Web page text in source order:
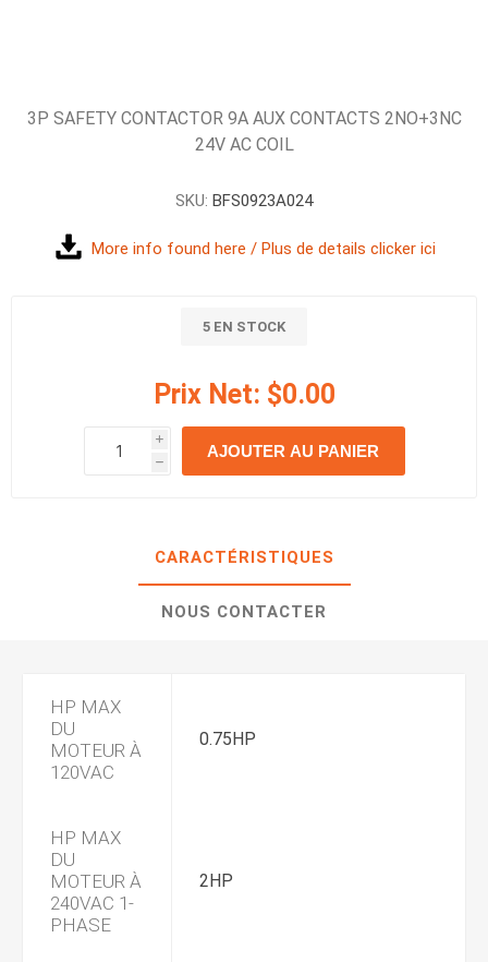
3P SAFETY CONTACTOR 9A AUX CONTACTS 2NO+3NC
24V AC COIL
SKU: BFS0923A024
More info found here / Plus de details clicker ici
5 EN STOCK
Prix Net: $0.00
i
h
h
AJOUTER AU PANIER
CARACTÉRISTIQUES
NOUS CONTACTER
HP MAX
DU
MOTEUR À
120VAC
0.75HP
HP MAX
DU
MOTEUR À
240VAC 1-
PHASE
2HP